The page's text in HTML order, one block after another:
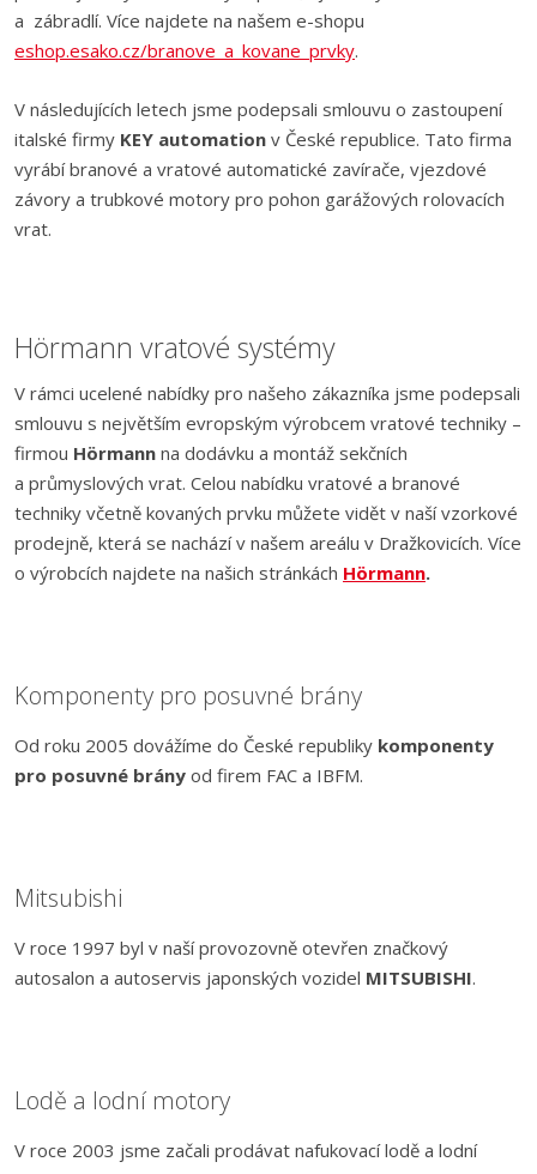
a zábradlí. Více najdete na našem e-shopu
eshop.esako.cz/branove_a_kovane_prvky.
V následujících letech jsme podepsali smlouvu o zastoupení
italské firmy KEY automation v České republice. Tato firma
vyrábí branové a vratové automatické zavírače, vjezdové
závory a trubkové motory pro pohon garážových rolovacích
vrat.
Hörmann vratové systémy
V rámci ucelené nabídky pro našeho zákazníka jsme podepsali
smlouvu s největším evropským výrobcem vratové techniky –
firmou Hörmann na dodávku a montáž sekčních
a průmyslových vrat. Celou nabídku vratové a branové
techniky včetně kovaných prvku můžete vidět v naší vzorkové
prodejně, která se nachází v našem areálu v Dražkovicích. Více
o výrobcích najdete na našich stránkách Hörmann.
Komponenty pro posuvné brány
Od roku 2005 dovážíme do České republiky komponenty
pro posuvné brány od firem FAC a IBFM.
Mitsubishi
V roce 1997 byl v naší provozovně otevřen značkový
autosalon a autoservis japonských vozidel MITSUBISHI.
Lodě a lodní motory
V roce 2003 jsme začali prodávat nafukovací lodě a lodní